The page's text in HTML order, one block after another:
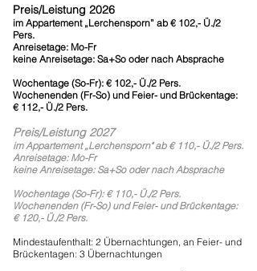
Preis/Leistung 2026
im Appartement „Lerchensporn” ab € 102,- Ü./2
Pers.
Anreisetage: Mo-Fr
keine Anreisetage: Sa+So oder nach Absprache
Wochentage (So-Fr): € 102,- Ü./2 Pers.
Wochenenden (Fr-So) und Feier- und Brückentage:
€ 112,- Ü./2 Pers.
Preis/Leistung 2027
im Appartement „Lerchensporn" ab € 110,- Ü./2 Pers.
Anreisetage: Mo-Fr
keine Anreisetage: Sa+So oder nach Absprache
Wochentage (So-Fr): € 110,- Ü./2 Pers.
Wochenenden (Fr-So) und Feier- und Brückentage:
€ 120,- Ü./2 Pers.
Mindestaufenthalt: 2 Übernachtungen, an Feier- und
Brückentagen: 3 Übernachtungen